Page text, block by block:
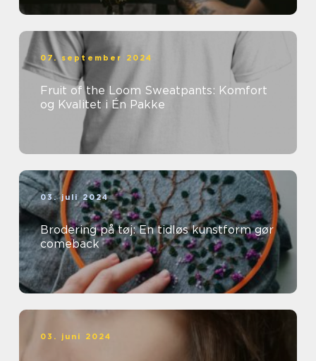
07. september 2024
Fruit of the Loom Sweatpants: Komfort
og Kvalitet i Én Pakke
03. juli 2024
Brodering på tøj: En tidløs kunstform gør
comeback
03. juni 2024